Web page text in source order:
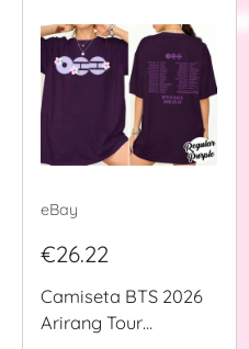
eBay
€26.22
Camiseta BTS 2026
Arirang Tour